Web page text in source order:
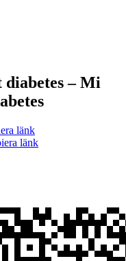
– Mi
länk
länk